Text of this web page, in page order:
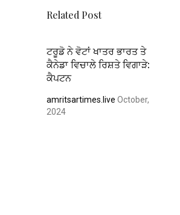
Related Post
ਟਰੂਡੋ ਨੇ ਵੋਟਾਂ ਖਾਤਰ ਭਾਰਤ ਤੇ
ਕੈਨੇਡਾ ਵਿਚਾਲੇ ਰਿਸ਼ਤੇ ਵਿਗਾੜੇ:
ਕੈਪਟਨ
amritsartimes.live October,
2024